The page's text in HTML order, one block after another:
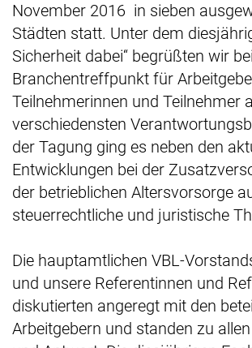
November 2016 in sieben
Städten statt. Unter dem
Sicherheit dabei“ begrüßten wir
Branchentreffpunkt für
Teilnehmerinnen und Teilnehmer
verschiedensten
der Tagung ging es neben den
Entwicklungen bei der
der betrieblichen Altersvorsorge
steuerrechtliche und juristische
Die hauptamtlichen VBL-
und unsere Referentinnen und
diskutierten angeregt mit den
Arbeitgebern und standen zu